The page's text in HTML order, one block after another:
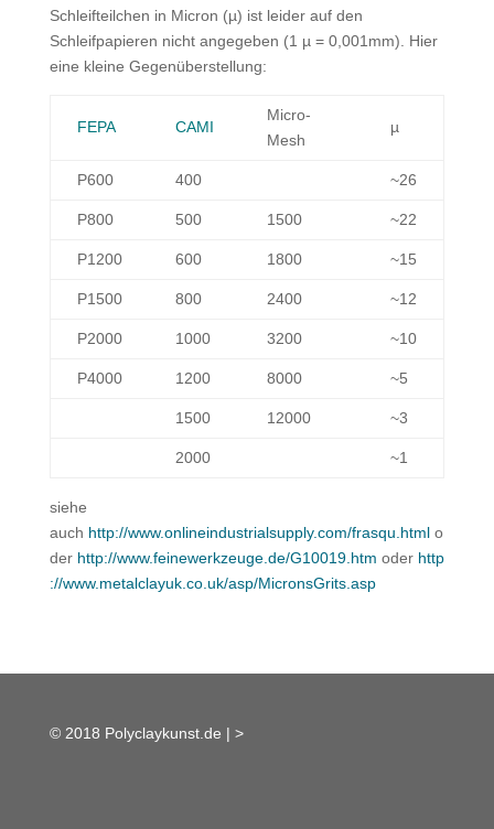
Schleifteilchen in Micron (µ) ist leider auf den
Schleifpapieren nicht angegeben (1 µ = 0,001mm). Hier
eine kleine Gegenüberstellung:
FEPA CAMI
Micro-
Mesh
µ
P600 400 ~26
P800 500 1500 ~22
P1200 600 1800 ~15
P1500 800 2400 ~12
P2000 1000 3200 ~10
P4000 1200 8000 ~5
1500 12000 ~3
2000 ~1
siehe
auch http://www.onlineindustrialsupply.com/frasqu.htmlo
der http://www.feinewerkzeuge.de/G10019.htm oder http
://www.metalclayuk.co.uk/asp/MicronsGrits.asp
© 2018 Polyclaykunst.de | >